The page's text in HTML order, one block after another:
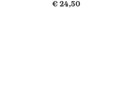
€ 24,50